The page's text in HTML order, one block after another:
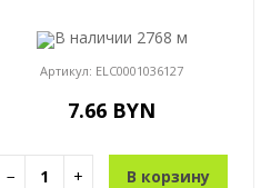
В наличии 2768 м
Артикул: ELC0001036127
7.66 BYN
− + В корзину